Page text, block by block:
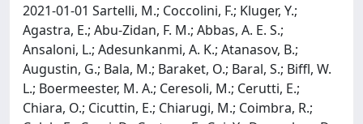
2021-01-01 Sartelli, M.; Coccolini, F.; Kluger, Y.;
Agastra, E.; Abu-Zidan, F. M.; Abbas, A. E. S.;
Ansaloni, L.; Adesunkanmi, A. K.; Atanasov, B.;
Augustin, G.; Bala, M.; Baraket, O.; Baral, S.; Biffl, W.
L.; Boermeester, M. A.; Ceresoli, M.; Cerutti, E.;
Chiara, O.; Cicuttin, E.; Chiarugi, M.; Coimbra, R.;